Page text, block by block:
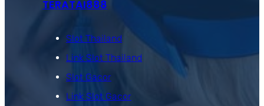
TERATAI888
Slot Thailand
Link Slot Thailand
Slot Gacor
Link Slot Gacor